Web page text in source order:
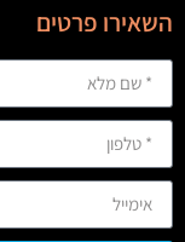
השאירו פרטים